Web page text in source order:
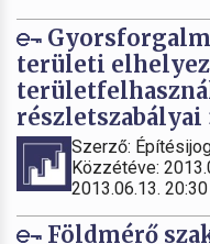
területi
részletszabályai
Szerző:
Közzétéve:
2013.06.13. 20:30
Földmérő